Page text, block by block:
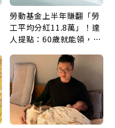
勞動基金上半年賺翻「勞
工平均分紅11.8萬」！達
人提點：60歲就能領，重